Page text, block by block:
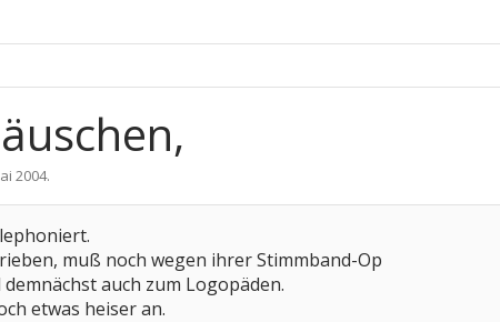
2004.
muß noch wegen ihrer Stimmband-Op
auch zum Logopäden.
etwas heiser an.